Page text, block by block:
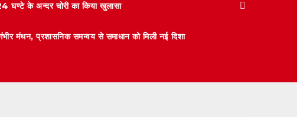
24 घण्टे के अन्दर चोरी का किया खुलासा
गंभीर मंथन, प्रशासनिक समन्वय से समाधान को मिली नई दिशा